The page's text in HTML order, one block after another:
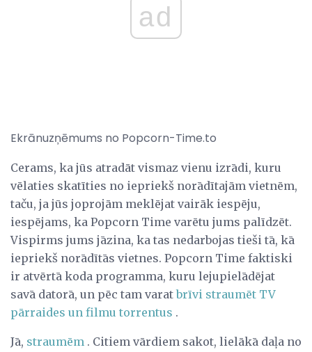
ad
Ekrānuzņēmums no Popcorn-Time.to
Cerams, ka jūs atradāt vismaz vienu izrādi, kuru
vēlaties skatīties no iepriekš norādītajām vietnēm,
taču, ja jūs joprojām meklējat vairāk iespēju,
iespējams, ka Popcorn Time varētu jums palīdzēt.
Vispirms jums jāzina, ka tas nedarbojas tieši tā, kā
iepriekš norādītās vietnes. Popcorn Time faktiski
ir atvērtā koda programma, kuru lejupielādējat
savā datorā, un pēc tam varatbrīvi straumēt TV
pārraides un filmu torrentus .
Jā, straumēm . Citiem vārdiem sakot, lielākā daļa no